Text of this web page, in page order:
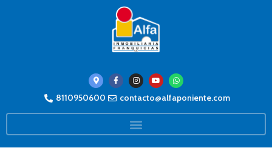
8110950600 contacto@alfaponiente.com